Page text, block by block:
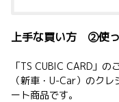
上手な買い方 ②使
「TS CUBIC CARD 」の
（新車・ U-Car）のクレ
ート商品です。